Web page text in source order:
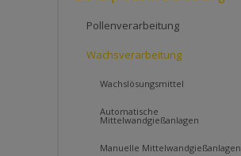
Pollenverarbeitung
Wachsverarbeitung
Wachslösungsmittel
Automatische
Mittelwandgießanlagen
Manuelle Mittelwandgießanlagen